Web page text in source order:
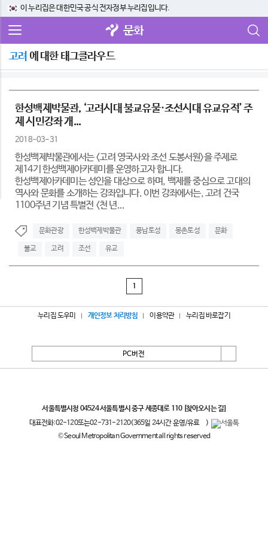
이 누리집은 대한민국 공식 전자정부 누리집입니다.
문화
고려 에 대한 태그클라우드
한성백제박물관, ‘고려시대 불교유물·조선시대 유교유적’ 주
제 시민강좌 개...
2018-03-31
한성백제박물관에서는 <고려 영국사와 조선 도봉서원>을 주제로
제14기 한성백제아카데미를 운영하고자 합니다.
한성백제아카데미는 성인을 대상으로 하며, 백제를 중심으로 고대의
역사와 문화를 소개하는 강좌입니다. 이번 강좌에서는, 고려 건국
1100주년 기념 특별전 <천 년...
문화관광 한성백제박물관 풍납토성 몽촌토성 문화
불교 고려 조선 유교
1
누리집 도우미 개인정보 처리방침 이용약관 누리집 바로잡기
PC버전
서울특별시청 04524 서울특별시 중구 세종대로 110 [찾아오시는 길]
대표전화:02-120또는02-731-2120(365일 24시간 운영/유료
)
© Seoul Metropolitan Government all rights reserved